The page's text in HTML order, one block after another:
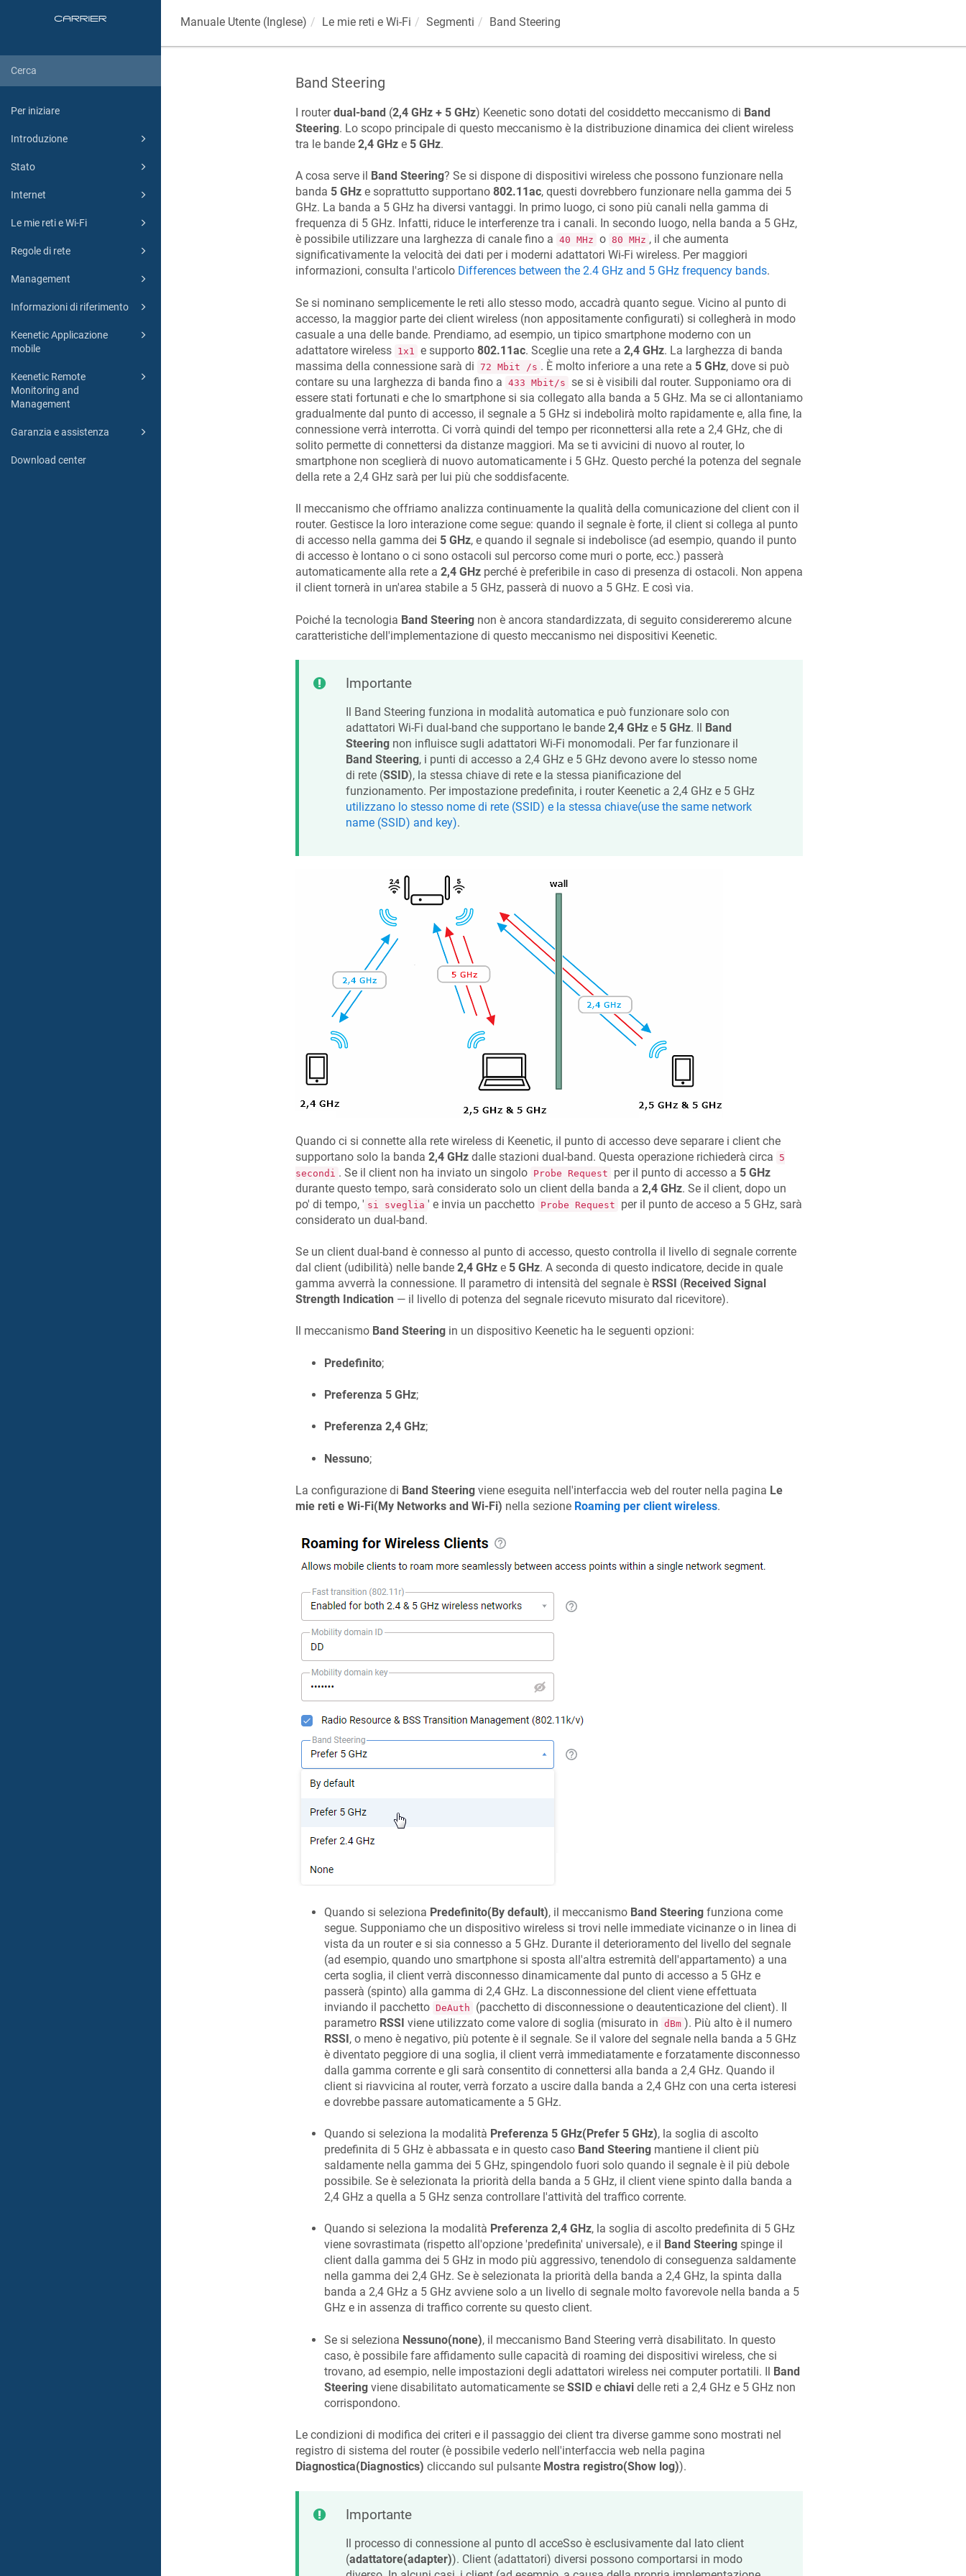
Per iniziare
Introduzione
Stato
Internet
Le mie reti e Wi-Fi
Regole di rete
Management
Informazioni di riferimento
Keenetic Applicazione
mobile
Keenetic Remote
Monitoring and
Management
Garanzia e assistenza
Download center
Manuale Utente (Inglese) Le mie reti e Wi-Fi Segmenti Band Steering
Band Steering
I routerdual-band(2,4 GHz + 5 GHz) Keeneticsono dotati del cosiddetto meccanismo di Band
Steering. Lo scopo principale di questo meccanismo è la distribuzione dinamica dei client wireless
tra le bande 2,4 GHze 5 GHz.
A cosa serve il Band Steering? Se si dispone di dispositivi wireless che possono funzionare nella
banda 5 GHze soprattutto supportano 802.11ac, questi dovrebbero funzionare nella gamma dei 5
GHz. La banda a 5 GHz ha diversi vantaggi. In primo luogo, ci sono più canali nella gamma di
frequenza di 5 GHz. Infatti, riduce le interferenze tra i canali. In secondo luogo, nella banda a 5 GHz,
è possibile utilizzare una larghezza di canale fino a 40 MHz o 80 MHz , il che aumenta
significativamente la velocità dei dati per i moderni adattatori Wi-Fi wireless. Per maggiori
informazioni, consulta l'articolo Differences between the 2.4 GHz and 5 GHz frequency bands.
Se si nominano semplicemente le reti allo stesso modo, accadrà quanto segue. Vicino al punto di
accesso, la maggior parte dei client wireless (non appositamente configurati) si collegherà in modo
casuale a una delle bande. Prendiamo, ad esempio, un tipico smartphone moderno con un
adattatore wireless 1x1 e supporto 802.11ac. Sceglie una rete a 2,4 GHz. La larghezza di banda
massima della connessione sarà di 72 Mbit /s . È molto inferiore a una rete a 5 GHz, dove si può
contare su una larghezza di banda fino a 433 Mbit/s se si è visibili dal router. Supponiamo ora di
essere stati fortunati e che lo smartphone si sia collegato alla banda a 5 GHz. Ma se ci allontaniamo
gradualmente dal punto di accesso, il segnale a 5 GHz si indebolirà molto rapidamente e, alla fine, la
connessione verrà interrotta. Ci vorrà quindi del tempo per riconnettersi alla rete a 2,4 GHz, che di
solito permette di connettersi da distanze maggiori. Ma se ti avvicini di nuovo al router, lo
smartphone non sceglierà di nuovo automaticamente i 5 GHz. Questo perché la potenza del segnale
della rete a 2,4 GHz sarà per lui più che soddisfacente.
Il meccanismo che offriamo analizza continuamente la qualità della comunicazione del client con il
router. Gestisce la loro interazione come segue: quando il segnale è forte, il client si collega al punto
di accesso nella gamma dei 5 GHz, e quando il segnale si indebolisce (ad esempio, quando il punto
di accesso è lontano o ci sono ostacoli sul percorso come muri o porte, ecc.) passerà
automaticamente alla rete a 2,4 GHzperché è preferibile in caso di presenza di ostacoli. Non appena
il client tornerà in un'area stabile a 5 GHz, passerà di nuovo a 5 GHz. E così via.
Poiché la tecnologia Band Steeringnon è ancora standardizzata, di seguito considereremo alcune
caratteristiche dell'implementazione di questo meccanismo nei dispositivi Keenetic.
Importante
Il Band Steering funziona in modalità automatica e può funzionare solo con
adattatori Wi-Fi dual-band che supportano le bande 2,4 GHze 5 GHz. Il Band
Steeringnon influisce sugli adattatori Wi-Fi monomodali. Per far funzionare il
Band Steering, i punti di accesso a 2,4 GHz e 5 GHz devono avere lo stesso nome
di rete (SSID), la stessa chiave di rete e la stessa pianificazione del
funzionamento. Per impostazione predefinita, i router Keenetica 2,4 GHz e 5 GHz
utilizzano lo stesso nome di rete (SSID) e la stessa chiave(use the same network
name (SSID) and key).
Quando ci si connette alla rete wireless di Keenetic, il punto di accesso deve separare i client che
supportano solo la banda 2,4 GHzdalle stazioni dual-band. Questa operazione richiederà circa
5
secondi . Se il client non ha inviato un singolo Probe Request per il punto di accesso a 5 GHz
durante questo tempo, sarà considerato solo un client della banda a 2,4 GHz. Se il client, dopo un
po' di tempo, ' si sveglia ' e invia un pacchetto Probe Request
per il punto de acceso a 5 GHz, sarà
considerato un dual-band.
Se un client dual-band è connesso al punto di accesso, questo controlla il livello di segnale corrente
dal client (udibilità) nelle bande 2,4 GHze 5 GHz. A seconda di questo indicatore, decide in quale
gamma avverrà la connessione. Il parametro di intensità del segnale è RSSI (Received Signal
Strength Indication — il livello di potenza del segnale ricevuto misurato dal ricevitore).
Il meccanismo Band Steeringin un dispositivo Keeneticha le seguenti opzioni:
Predefinito;
Preferenza 5 GHz;
Preferenza 2,4 GHz;
Nessuno;
La configurazione di Band Steeringviene eseguita nell'interfaccia web del router nella pagina Le
mie reti e Wi-Fi(My Networks and Wi-Fi) nella sezione Roaming per client wireless.
Quando si seleziona Predefinito(By default), il meccanismo Band Steeringfunziona come
segue. Supponiamo che un dispositivo wireless si trovi nelle immediate vicinanze o in linea di
vista da un router e si sia connesso a 5 GHz. Durante il deterioramento del livello del segnale
(ad esempio, quando uno smartphone si sposta all'altra estremità dell'appartamento) a una
certa soglia, il client verrà disconnesso dinamicamente dal punto di accesso a 5 GHz e
passerà (spinto) alla gamma di 2,4 GHz. La disconnessione del client viene effettuata
inviando il pacchetto DeAuth
(pacchetto di disconnessione o deautenticazione del client). Il
parametro RSSI viene utilizzato come valore di soglia (misurato in dBm ). Più alto è il numero
RSSI, o meno è negativo, più potente è il segnale. Se il valore del segnale nella banda a 5 GHz
è diventato peggiore di una soglia, il client verrà immediatamente e forzatamente disconnesso
dalla gamma corrente e gli sarà consentito di connettersi alla banda a 2,4 GHz. Quando il
client si riavvicina al router, verrà forzato a uscire dalla banda a 2,4 GHz con una certa isteresi
e dovrebbe passare automaticamente a 5 GHz.
Quando si seleziona la modalità Preferenza 5 GHz(Prefer 5 GHz), la soglia di ascolto
predefinita di 5 GHz è abbassata e in questo caso Band Steeringmantiene il client più
saldamente nella gamma dei 5 GHz, spingendolo fuori solo quando il segnale è il più debole
possibile. Se è selezionata la priorità della banda a 5 GHz, il client viene spinto dalla banda a
2,4 GHz a quella a 5 GHz senza controllare l'attività del traffico corrente.
Quando si seleziona la modalità Preferenza 2,4 GHz, la soglia di ascolto predefinita di 5 GHz
viene sovrastimata (rispetto all'opzione 'predefinita' universale), e il
Band Steeringspinge il
client dalla gamma dei 5 GHz in modo più aggressivo, tenendolo di conseguenza saldamente
nella gamma dei 2,4 GHz. Se è selezionata la priorità della banda a 2,4 GHz, la spinta dalla
banda a 2,4 GHz a 5 GHz avviene solo a un livello di segnale molto favorevole nella banda a 5
GHz e in assenza di traffico corrente su questo client.
Se si seleziona Nessuno(none), il meccanismo Band Steering verrà disabilitato. In questo
caso, è possibile fare affidamento sulle capacità di roaming dei dispositivi wireless, che si
trovano, ad esempio, nelle impostazioni degli adattatori wireless nei computer portatili. Il Band
Steeringviene disabilitato automaticamente se SSIDe chiavidelle reti a 2,4 GHz e 5 GHz non
corrispondono.
Le condizioni di modifica dei criteri e il passaggio dei client tra diverse gamme sono mostrati nel
registro di sistema del router (è possibile vederlo nell'interfaccia web nella pagina
Diagnostica(Diagnostics) cliccando sul pulsante Mostra registro(Show log)).
Importante
Il processo di connessione al punto dI acceSso è esclusivamente dal lato client
(adattatore(adapter)). Client (adattatori) diversi possono comportarsi in modo